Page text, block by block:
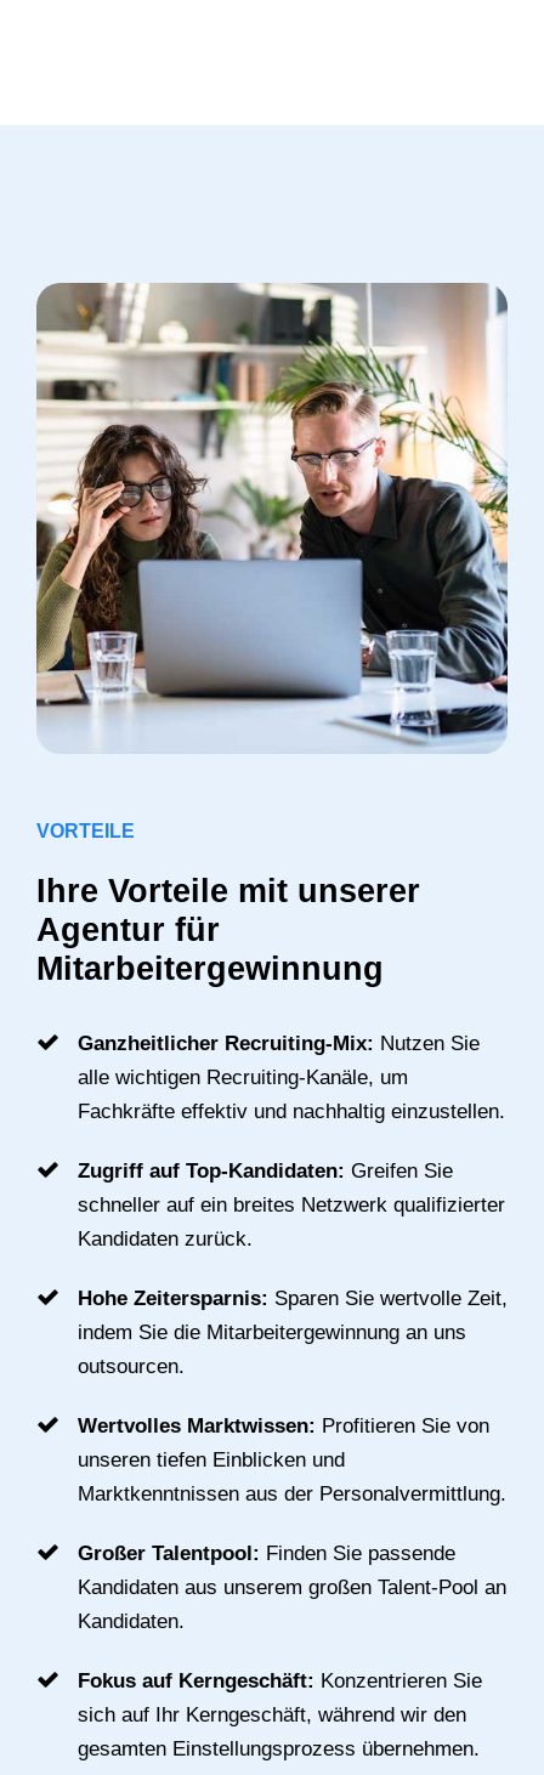
VORTEILE
Ihre Vorteile mit unserer
Agentur für
Mitarbeitergewinnung
Ganzheitlicher Recruiting-Mix: Nutzen Sie
alle wichtigen Recruiting-Kanäle, um
Fachkräfte effektiv und nachhaltig einzustellen.
Zugriff auf Top-Kandidaten: Greifen Sie
schneller auf ein breites Netzwerk qualifizierter
Kandidaten zurück.
Hohe Zeitersparnis: Sparen Sie wertvolle Zeit,
indem Sie die Mitarbeitergewinnung an uns
outsourcen.
Wertvolles Marktwissen: Profitieren Sie von
unseren tiefen Einblicken und
Marktkenntnissen aus der Personalvermittlung.
Großer Talentpool: Finden Sie passende
Kandidaten aus unserem großen Talent-Pool an
Kandidaten.
Fokus auf Kerngeschäft: Konzentrieren Sie
sich auf Ihr Kerngeschäft, während wir den
gesamten Einstellungsprozess übernehmen.